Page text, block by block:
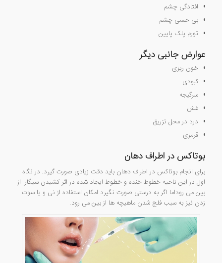
افتادگی چشم
بی حسی چشم
تورم پلک پایین
عوارض جانبی دیگر
خون ریزی
کبودی
سرگیجه
غش
درد در محل تزریق
قرمزی
بوتاکس در اطراف دهان
برای انجام بوتاکس در اطراف دهان باید دقت زیادی صورت گیرد. در نگاه
اول در این ناحیه خطوط خنده و خطوط ایجاد شده در اثر کشیدن سیگار از
بین می روداما اگر به درستی صورت نگیرد امکان استفاده از نی و یا سوت
زدن نیز به سبب فلج شدن ماهیچه ها از بین می رود.